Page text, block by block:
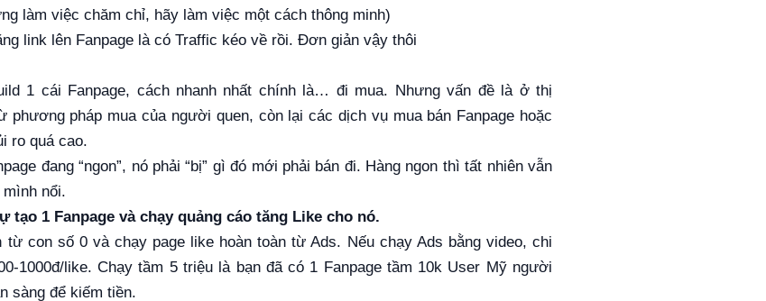
làm việc chăm chỉ, hãy làm việc một cách thông minh)
link lên Fanpage là có Traffic kéo về rồi. Đơn giản vậy thôi
1 cái Fanpage, cách nhanh nhất chính là… đi mua. Nhưng vấn đề là ở thị
phương pháp mua của người quen, còn lại các dịch vụ mua bán Fanpage hoặc
ro quá cao.
đang “ngon”, nó phải “bị” gì đó mới phải bán đi. Hàng ngon thì tất nhiên vẫn
nổi.
tạo 1 Fanpage và chạy quảng cáo tăng Like cho nó.
từ con số 0 và chạy page like hoàn toàn từ Ads. Nếu chạy Ads bằng video, chi
1000đ/like. Chạy tầm 5 triệu là bạn đã có 1 Fanpage tầm 10k User Mỹ người
sàng để kiếm tiền.